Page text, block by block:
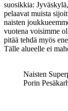
suosikkia:
pelaavat muista
naisten
vuotena voisimme
pitää tehdä myös
Tälle alueelle ei
Naisten
Porin